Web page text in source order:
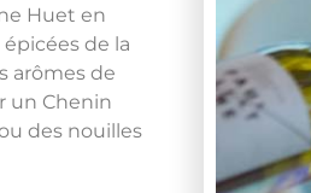
Huet en
de la
arômes de
un Chenin
des nouilles